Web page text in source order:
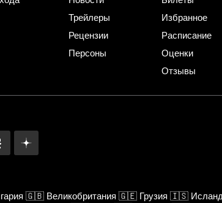
Трейлеры
Рецензии
Персоны
Избранное
Расписание
Оценки
Отзывы
🇬🇧 Великобритания 🇬🇪 Грузия 🇮🇸